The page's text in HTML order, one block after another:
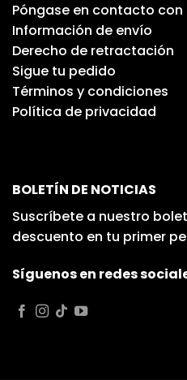
Póngase en contacto
Información de envío
Derecho de retractación
Sigue tu pedido
Términos y condiciones
Política de privacidad
BOLETÍN DE NOTICIAS
Suscríbete a nuestro
descuento en tu primer
Síguenos en redes